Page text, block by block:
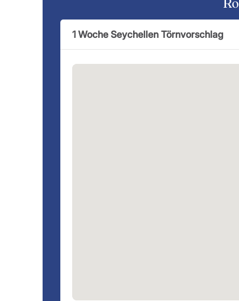
1 Woche Seychellen Törnvorschlag